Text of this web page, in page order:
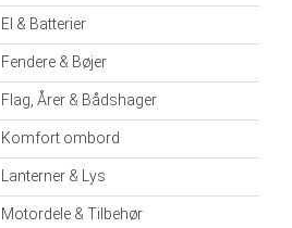
El & Batterier
Fendere & Bøjer
Flag, Årer & Bådshager
Komfort ombord
Lanterner & Lys
Motordele & Tilbehør